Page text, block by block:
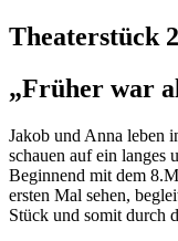
Theaterstück
„Früher war
Jakob und Anna leben
schauen auf ein langes
Beginnend mit dem
ersten Mal sehen,
Stück und somit durch